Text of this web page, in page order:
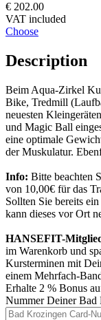
€ 202.00
VAT included
Choose
Description
Beim Aqua-Zirkel
Bike, Tredmill
neuesten
und Magic Ball
eine optimale
der Muskulatur.
Info: Bitte beachten
von 10,00€ für das
Sollten Sie bereits
kann dieses vor Ort
HANSEFIT-
im Warenkorb und
Kursterminen mit
einem Mehrfach-
Erhalte 2 % Bonus
Nummer Deiner Bad